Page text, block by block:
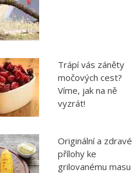
Trápí vás záněty
močových cest?
Víme, jak na ně
vyzrát!
Originální a zdravé
přílohy ke
grilovanému masu